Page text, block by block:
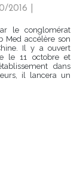
2016
le conglomérat
Med accélère son
Il y a ouvert
le 11 octobre et
dans
il lancera un